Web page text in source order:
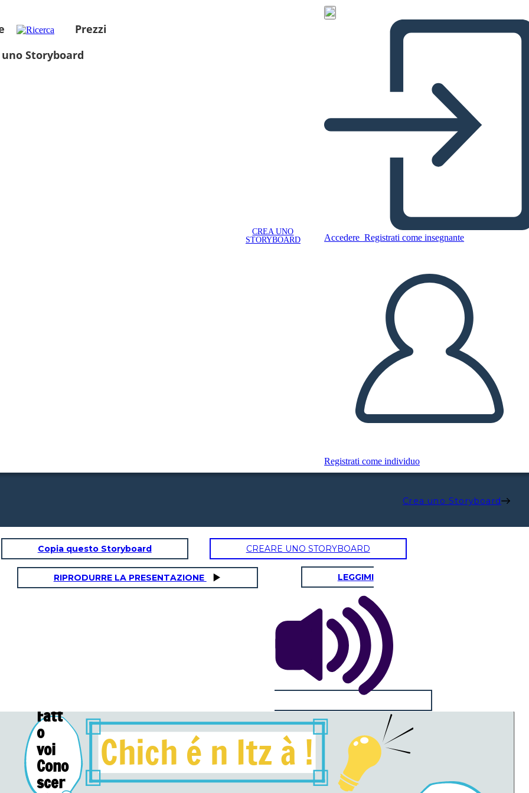
Prezzi
Storyboard
CREA UNO
STORYBOARD
Accedere Registrati come insegnante
Registrati come individuo
Crea uno Storyboard
Copia questo Storyboard CREARE UNO STORYBOARD
RIPRODURRE LA PRESENTAZIONE LEGGIMI
Fatt
o
voi
Cono
scer
Chich é n Itzà !